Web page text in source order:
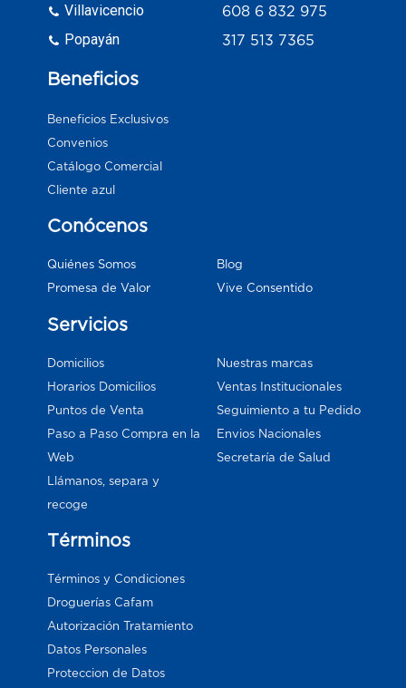
Villavicencio
Popayán
608 6 832 975
317 513 7365
Beneficios
Beneficios Exclusivos
Convenios
Catálogo Comercial
Cliente azul
Conócenos
Quiénes Somos
Promesa de Valor
Blog
Vive Consentido
Servicios
Domicilios
Horarios Domicilios
Puntos de Venta
Paso a Paso Compra en la
Web
Llámanos, separa y
recoge
Nuestras marcas
Ventas Institucionales
Seguimiento a tu Pedido
Envios Nacionales
Secretaría de Salud
Términos
Términos y Condiciones
Droguerías Cafam
Autorización Tratamiento
Datos Personales
Proteccion de Datos